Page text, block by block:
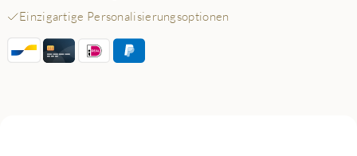
Einzigartige Personalisierungsoptionen